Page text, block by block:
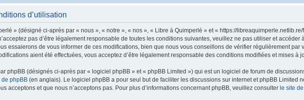
d’utilisation
» (désigné ci-après par « nous », « notre », « nos », « Libre à Quimperlé » et « https://
pas d’être légalement responsable de toutes les conditions suivantes, veuillez ne pas utiliser et
essaierons de vous informer de ces modifications, bien que nous vous conseillons de vérifier régulièrement
aient été effectuées, vous acceptez d’être légalement responsable des conditions modifiées et mises à
phpBB (désignés ci-après par « logiciel phpBB » et « phpBB Limited ») qui est un logiciel de forum de
de phpBB (en anglais). Le logiciel phpBB a pour seul but de faciliter les discussions sur internet et phpBB Limited
acceptons et que nous n’acceptons pas. Pour plus d’informations concernant phpBB, veuillez consulter le site